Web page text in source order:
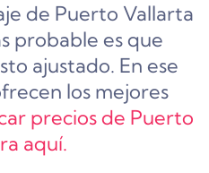
de Puerto Vallarta
probable es que
ajustado. En ese
los mejores
precios de Puerto
aquí.